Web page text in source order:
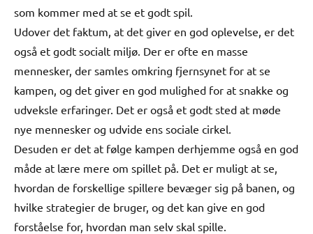
som kommer med at se et godt spil.
Udover det faktum, at det giver en god oplevelse, er det
også et godt socialt miljø. Der er ofte en masse
mennesker, der samles omkring fjernsynet for at se
kampen, og det giver en god mulighed for at snakke og
udveksle erfaringer. Det er også et godt sted at møde
nye mennesker og udvide ens sociale cirkel.
Desuden er det at følge kampen derhjemme også en god
måde at lære mere om spillet på. Det er muligt at se,
hvordan de forskellige spillere bevæger sig på banen, og
hvilke strategier de bruger, og det kan give en god
forståelse for, hvordan man selv skal spille.